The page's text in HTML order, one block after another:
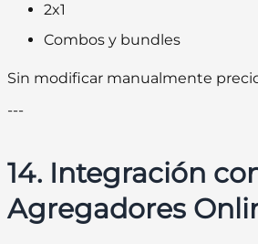
2x1
Combos y bundles
Sin modificar manualmente
---
14. Integración
Agregadores